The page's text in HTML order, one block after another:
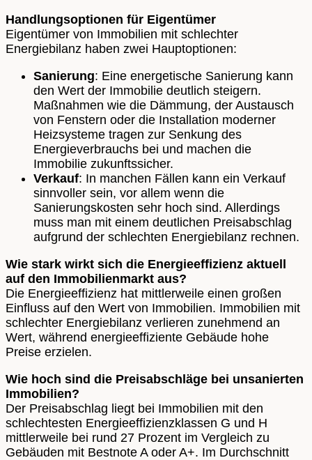
Handlungsoptionen für Eigentümer
Eigentümer von Immobilien mit schlechter
Energiebilanz haben zwei Hauptoptionen:
Sanierung: Eine energetische Sanierung kann
den Wert der Immobilie deutlich steigern.
Maßnahmen wie die Dämmung, der Austausch
von Fenstern oder die Installation moderner
Heizsysteme tragen zur Senkung des
Energieverbrauchs bei und machen die
Immobilie zukunftssicher.
Verkauf: In manchen Fällen kann ein Verkauf
sinnvoller sein, vor allem wenn die
Sanierungskosten sehr hoch sind. Allerdings
muss man mit einem deutlichen Preisabschlag
aufgrund der schlechten Energiebilanz rechnen.
Wie stark wirkt sich die Energieeffizienz aktuell
auf den Immobilienmarkt aus?
Die Energieeffizienz hat mittlerweile einen großen
Einfluss auf den Wert von Immobilien. Immobilien mit
schlechter Energiebilanz verlieren zunehmend an
Wert, während energieeffiziente Gebäude hohe
Preise erzielen.
Wie hoch sind die Preisabschläge bei unsanierten
Immobilien?
Der Preisabschlag liegt bei Immobilien mit den
schlechtesten Energieeffizienzklassen G und H
mittlerweile bei rund 27 Prozent im Vergleich zu
Gebäuden mit Bestnote A oder A+. Im Durchschnitt